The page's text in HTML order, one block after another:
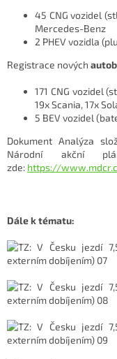
45 CNG vozidel
Mercedes-Benz
2 PHEV vozidla
Registrace nových
171 CNG vozidel
19x Scania, 17x
5 BEV vozidel
Dokument Analýza
Národní akční
zde: https://
Dále k tématu: